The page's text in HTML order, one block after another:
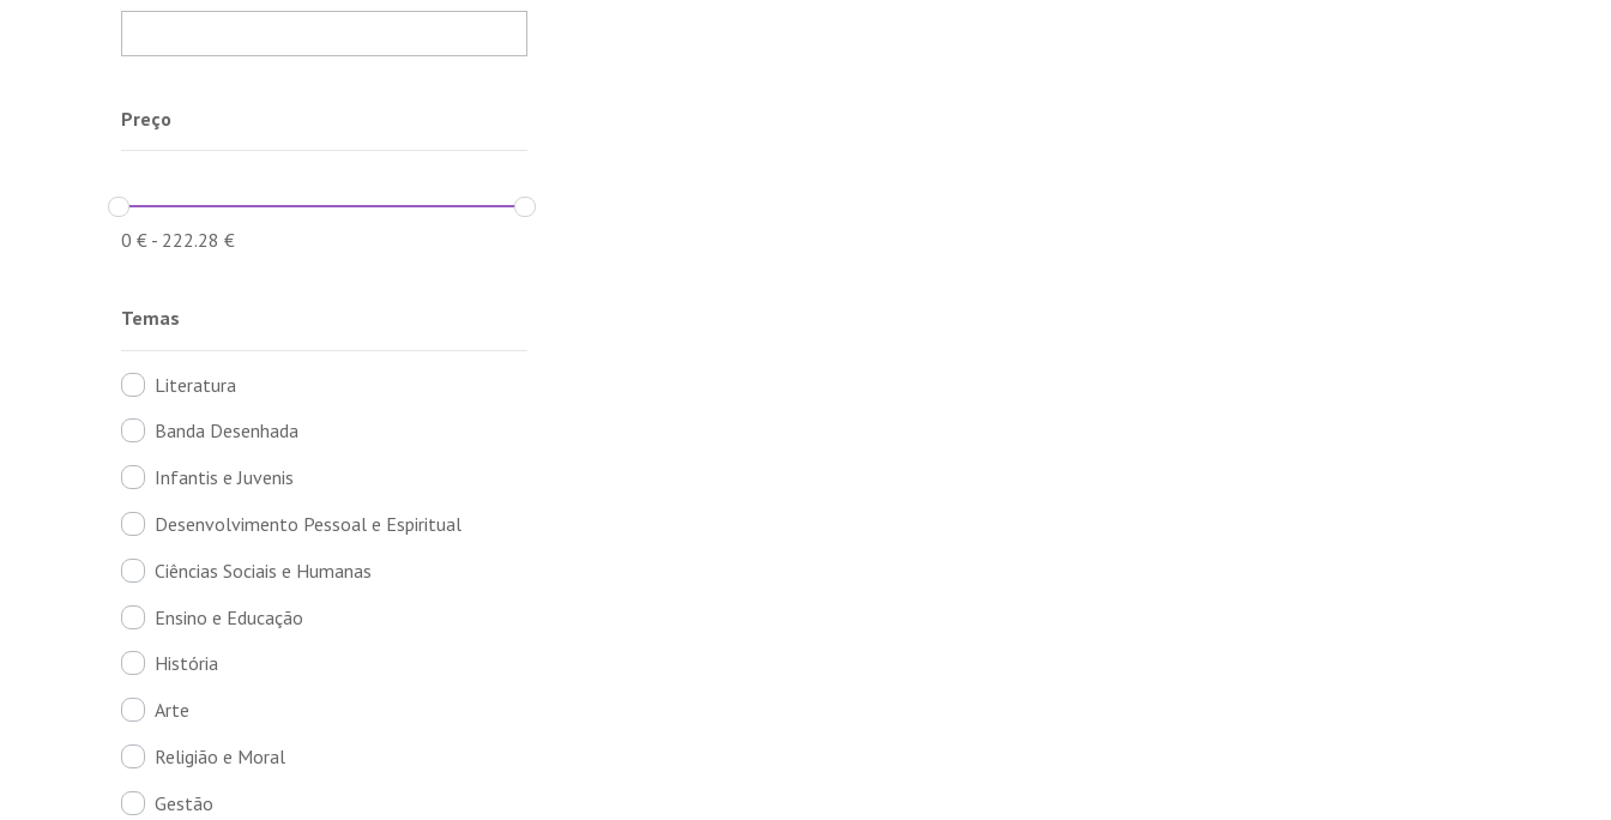
Preço
0 €- 222.28 €
Temas
Literatura
Banda Desenhada
Infantis e Juvenis
Desenvolvimento Pessoal e Espiritual
Ciências Sociais e Humanas
Ensino e Educação
História
Arte
Religião e Moral
Gestão